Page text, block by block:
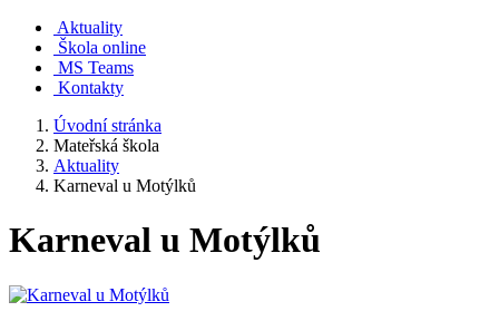
Aktuality
Škola online
MS Teams
Kontakty
Úvodní stránka
Mateřská škola
Aktuality
Karneval u Motýlků
Karneval u Motýlků